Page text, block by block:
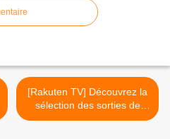
[Rakuten TV] Découvrez la
sélection des sorties de
janvier 2026 ! >